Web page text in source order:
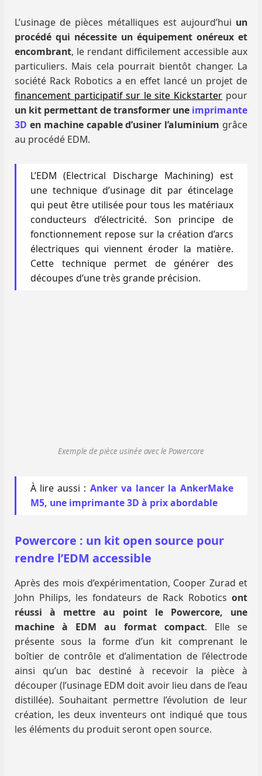
L’usinage de pièces métalliques est aujourd’hui un
procédé qui nécessite un équipement onéreux et
encombrant, le rendant difficilement accessible aux
particuliers. Mais cela pourrait bientôt changer. La
société Rack Robotics a en effet lancé un projet de
financement participatif sur le site Kickstarter pour
un kit permettant de transformer une imprimante
3D en machine capable d’usiner l’aluminium grâce
au procédé EDM.
L’EDM (Electrical Discharge Machining) est
une technique d’usinage dit par étincelage
qui peut être utilisée pour tous les matériaux
conducteurs d’électricité. Son principe de
fonctionnement repose sur la création d’arcs
électriques qui viennent éroder la matière.
Cette technique permet de générer des
découpes d’une très grande précision.
Exemple de pièce usinée avec le Powercore
À lire aussi : Anker va lancer la AnkerMake
M5, une imprimante 3D à prix abordable
Powercore : un kit open source pour
rendre l’EDM accessible
Après des mois d’expérimentation, Cooper Zurad et
John Philips, les fondateurs de Rack Robotics ont
réussi à mettre au point le Powercore, une
machine à EDM au format compact. Elle se
présente sous la forme d’un kit comprenant le
boîtier de contrôle et d’alimentation de l’électrode
ainsi qu’un bac destiné à recevoir la pièce à
découper (l’usinage EDM doit avoir lieu dans de l’eau
distillée). Souhaitant permettre l’évolution de leur
création, les deux inventeurs ont indiqué que tous
les éléments du produit seront open source.